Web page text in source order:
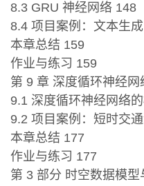
8.3 GRU 神经网络 148
8.4 项目案例：文本生
本章总结 159
作业与练习 159
第 9 章 深度循环神经网
9.1 深度循环神经网络
9.2 项目案例：短时交
本章总结 177
作业与练习 177
第 3 部分 时空数据模型